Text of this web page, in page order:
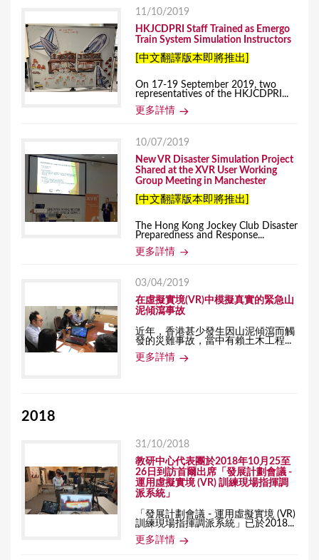
11/10/2019
HKJCDPRI Staff Trained as Emergo
Train System Simulation Instructors
[中文翻譯版本即將推出]
On 17-19 September 2019, two
representatives of the HKJCDPRI...
更多詳情
10/07/2019
New VR Disaster Simulation Project
Shared at the XVR User Working
Group Meeting in Manchester
[中文翻譯版本即將推出]
The Hong Kong Jockey Club Disaster
Preparedness and Response...
更多詳情
03/04/2019
在虛擬實境(VR)中模擬真實的緊急山
泥傾瀉事故
近年，香港甚少發生因山泥傾瀉而觸
發的災難事故，當中有賴土木工程...
更多詳情
2018
31/10/2018
教研中心代表團於2018年10月25至
26日到訪首爾出席「發展計劃會議 -
運用虛擬實境 (VR) 訓練現場指揮調
派系統」
「發展計劃會議 - 運用虛擬實境 (VR)
訓練現場指揮調派系統」已於2018...
更多詳情